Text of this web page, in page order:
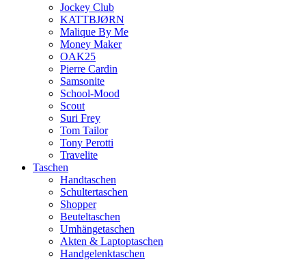
Jockey Club
KATTBJØRN
Malique By Me
Money Maker
OAK25
Pierre Cardin
Samsonite
School-Mood
Scout
Suri Frey
Tom Tailor
Tony Perotti
Travelite
Taschen
Handtaschen
Schultertaschen
Shopper
Beuteltaschen
Umhängetaschen
Akten & Laptoptaschen
Handgelenktaschen